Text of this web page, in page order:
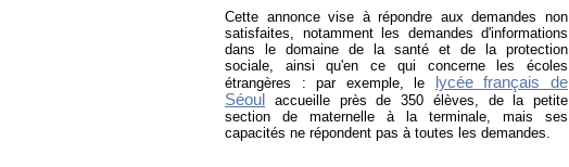
Cette annonce vise à répondre aux demandes non
satisfaites, notamment les demandes d'informations
dans le domaine de la santé et de la protection
sociale, ainsi qu'en ce qui concerne les écoles
étrangères : par exemple, le
lycée français de
Séou
accueille près de 350 élèves, de la petite
section de maternelle à la terminale, mais ses
capacités ne répondent pas à toutes les demandes.